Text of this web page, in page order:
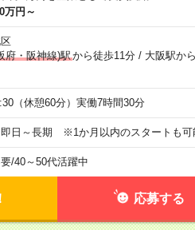
万円～
府・阪神線)駅から徒歩11分/ 大阪駅か
（休憩60分）実働7時間30分
即日～長期 ※1か月以内のスタートも可
/40～50代活躍中
応募する